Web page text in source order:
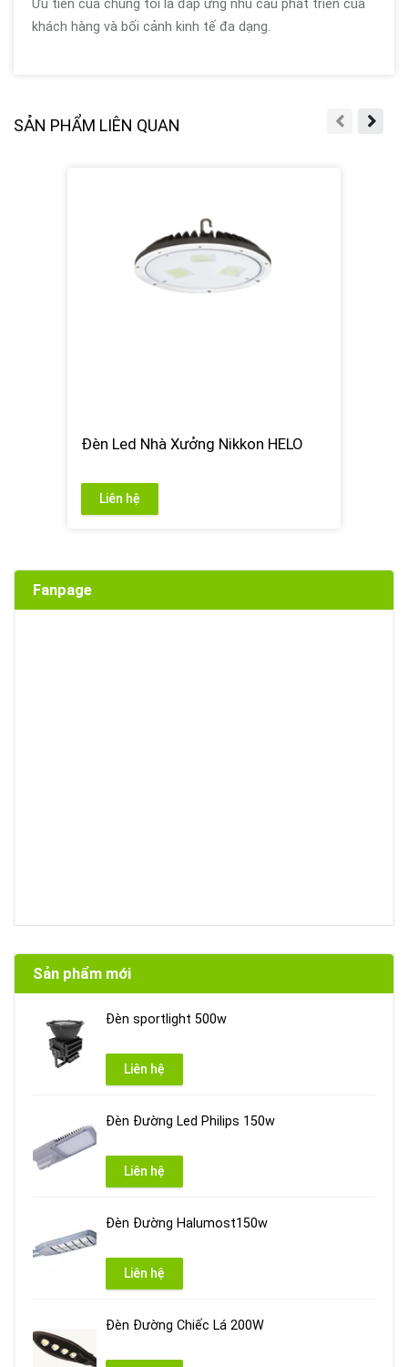
Ưu tiên của chúng tôi là đáp ứng nhu cầu phát triển của
khách hàng và bối cảnh kinh tế đa dạng.
SẢN PHẨM LIÊN QUAN
Đèn Led Nhà Xưởng Nikkon HELO
Liên hệ
Fanpage
Sản phẩm mới
Đèn sportlight 500w
Liên hệ
Đèn Đường Led Philips 150w
Liên hệ
Đèn Đường Halumost150w
Liên hệ
Đèn Đường Chiếc Lá 200W